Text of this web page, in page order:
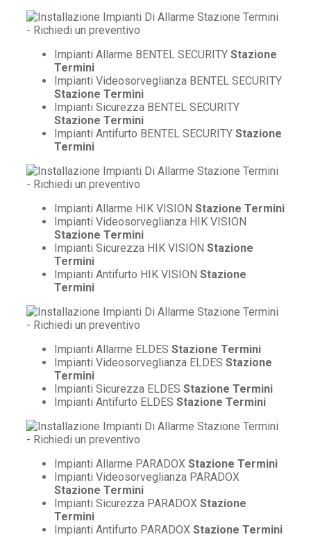
Impianti Allarme BENTEL SECURITY Stazione
Termini
Impianti Videosorveglianza BENTEL SECURITY
Stazione Termini
Impianti Sicurezza BENTEL SECURITY
Stazione Termini
Impianti Antifurto BENTEL SECURITY Stazione
Termini
Impianti Allarme HIK VISION Stazione Termini
Impianti Videosorveglianza HIK VISION
Stazione Termini
Impianti Sicurezza HIK VISION Stazione
Termini
Impianti Antifurto HIK VISION Stazione
Termini
Impianti Allarme ELDES Stazione Termini
Impianti Videosorveglianza ELDES Stazione
Termini
Impianti Sicurezza ELDES Stazione Termini
Impianti Antifurto ELDES Stazione Termini
Impianti Allarme PARADOX Stazione Termini
Impianti Videosorveglianza PARADOX
Stazione Termini
Impianti Sicurezza PARADOX Stazione
Termini
Impianti Antifurto PARADOX Stazione Termini